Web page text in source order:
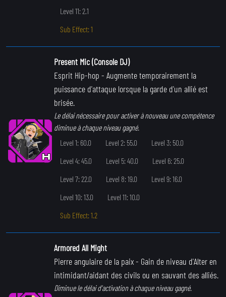
Level 11: 2.1
Sub Effect: 1
Present Mic (Console DJ)
Esprit Hip-hop - Augmente temporairement la
puissance d'attaque lorsque la garde d'un allié est
brisée.
Le délai nécessaire pour activer à nouveau une compétence
diminue à chaque niveau gagné.
Level 1: 60.0
Level 2: 55.0
Level 3: 50.0
Level 4: 45.0
Level 5: 40.0
Level 6: 25.0
Level 7: 22.0
Level 8: 19.0
Level 9: 16.0
Level 10: 13.0
Level 11: 10.0
Sub Effect: 1.2
Armored All Might
Pierre angulaire de la paix- Gain de niveau d'Alter en
intimidant/aidant des civils ou en sauvant des alliés.
Diminue le délai d'activation à chaque niveau gagné.